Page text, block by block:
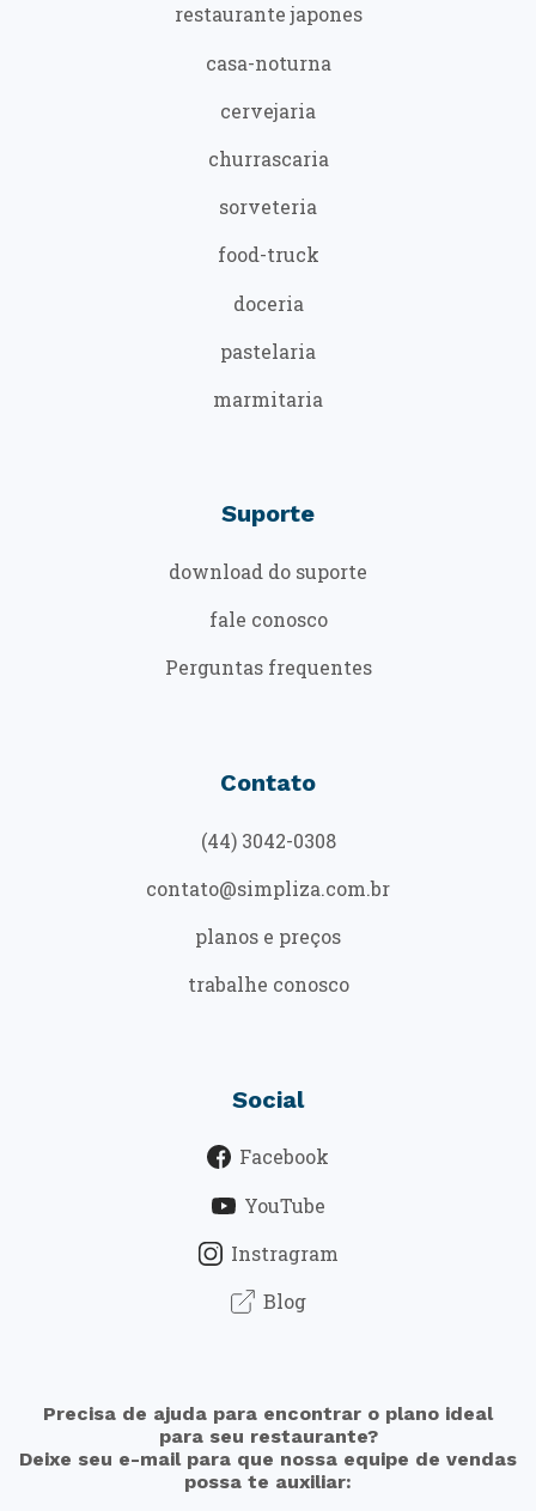
restaurante japones
casa-noturna
cervejaria
churrascaria
sorveteria
food-truck
doceria
pastelaria
marmitaria
Suporte
download do suporte
fale conosco
Perguntas frequentes
Contato
(44) 3042-0308
contato@simpliza.com.br
planos e preços
trabalhe conosco
Social
Facebook
YouTube
Instragram
Blog
Precisa de ajuda para encontrar o plano ideal
para seu restaurante?
Deixe seu e-mail para que nossa equipe de vendas
possa te auxiliar: